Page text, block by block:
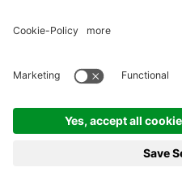
FCS Women U19 ǀ FC Südtirol -
Real Vicenza 2-0 (Viertelfinale)